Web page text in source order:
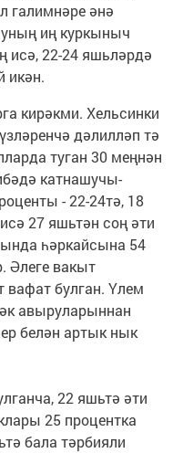
галимнәре әнә
иң куркыныч
исә, 22-24 яшьләрдә
икән.
кирәкми. Хельсинки
дәлилләп тә
туган 30 меңнән
катна­шучы­
- 22-24тә, 18
27 яшьтән соң әти
һәркайсына 54
Әлеге вакыт
вафат булган. Үлем
авыруларыннан
белән артык нык
22 яшьтә әти
25 процентка
бала тәрбияли